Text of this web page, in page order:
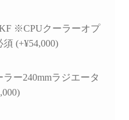
※CPUクーラーオプ
須 (+¥54,000)
ラー240mmラジエータ